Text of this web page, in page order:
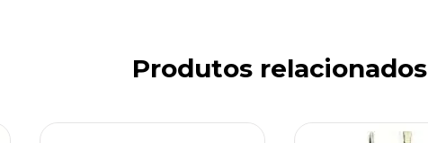
Produtos relacionados